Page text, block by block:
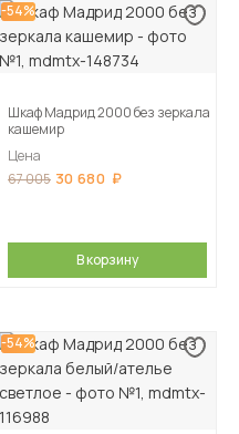
-54%
Шкаф Мадрид 2000 без зеркала
кашемир
Цена
67 005 30 680
В корзину
-54%